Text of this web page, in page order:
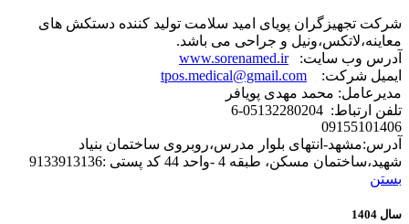
شرکت تجهیزگران پویای امید سلامت تولید کننده دستکش های
معاینه،لاتکس،ونیل و جراحی می باشد.
آدرس وب سایت:www.sorenamed.ir
ایمیل شرکت: tpos.medical@gmail.com
مدیرعامل: محمد مهدی پویافر
تلفن ارتباط: 05132280204-6
09155101406
آدرس:مشهد-انتهای بلوار مدرس،روبروی ساختمان بنیاد
شهید،ساختمان مسکن، طبقه 4 -واحد 44 کد پستی :9133913136
بستن
سال 1404